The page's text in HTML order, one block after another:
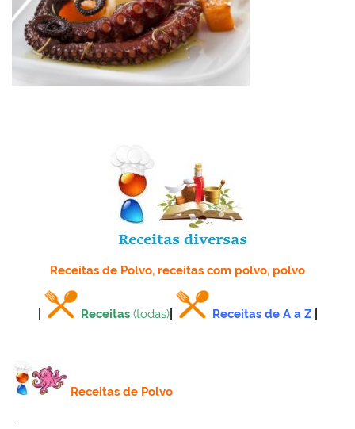
Receitas de Polvo, receitas com polvo, polvo
Receitas (todas)| Receitas de A a Z
Receitas de Polvo
.